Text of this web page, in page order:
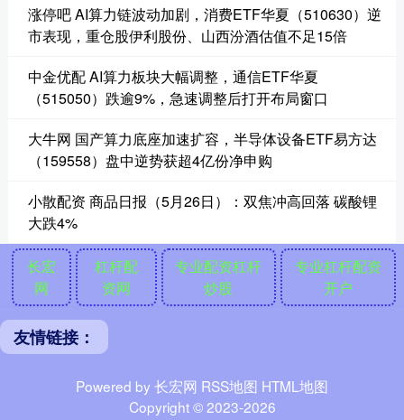
涨停吧 AI算力链波动加剧，消费ETF华夏（510630）逆
市表现，重仓股伊利股份、山西汾酒估值不足15倍
中金优配 AI算力板块大幅调整，通信ETF华夏
（515050）跌逾9%，急速调整后打开布局窗口
大牛网 国产算力底座加速扩容，半导体设备ETF易方达
（159558）盘中逆势获超4亿份净申购
小散配资 商品日报（5月26日）：双焦冲高回落 碳酸锂
大跌4%
长宏
网
杠杆配
资网
专业配资杠杆
炒股
专业杠杆配资
开户
友情链接：
Powered by 长宏网 RSS地图 HTML地图
Copyright© 2023-2026